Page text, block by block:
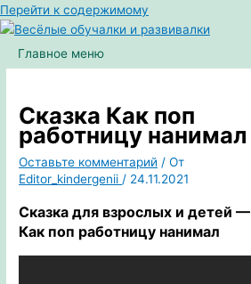
Перейти к содержимому
Главное меню
Сказка Как поп
работницу нанимал
Оставьте комментарий / От
Editor_kindergenii / 24.11.2021
Сказка для взрослых и детей —
Как поп работницу нанимал